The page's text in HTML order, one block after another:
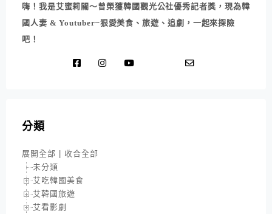
嗨！我是艾蜜莉關～曾榮獲韓國觀光公社優秀記者獎，現為韓
國人妻 & Youtuber~狠愛美食、旅遊、追劇，一起來探險
吧！
分類
展開全部
收合全部
未分類
艾吃韓國美食
艾韓國旅遊
艾看影劇